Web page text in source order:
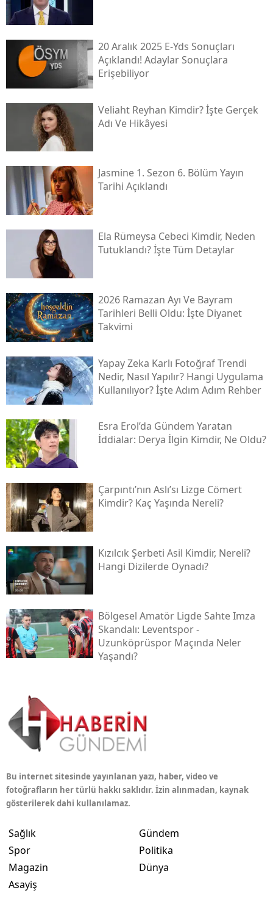
20 Aralık 2025 E-Yds Sonuçları
Açıklandı! Adaylar Sonuçlara
Erişebiliyor
Veliaht Reyhan Kimdir? İşte Gerçek
Adı Ve Hikâyesi
Jasmine 1. Sezon 6. Bölüm Yayın
Tarihi Açıklandı
Ela Rümeysa Cebeci Kimdir, Neden
Tutuklandı? İşte Tüm Detaylar
2026 Ramazan Ayı Ve Bayram
Tarihleri Belli Oldu: İşte Diyanet
Takvimi
Yapay Zeka Karlı Fotoğraf Trendi
Nedir, Nasıl Yapılır? Hangi Uygulama
Kullanılıyor? İşte Adım Adım Rehber
Esra Erol’da Gündem Yaratan
İddialar: Derya İlgin Kimdir, Ne Oldu?
Çarpıntı’nın Aslı’sı Lizge Cömert
Kimdir? Kaç Yaşında Nereli?
Kızılcık Şerbeti Asil Kimdir, Nereli?
Hangi Dizilerde Oynadı?
Bölgesel Amatör Ligde Sahte Imza
Skandalı: Leventspor -
Uzunköprüspor Maçında Neler
Yaşandı?
Bu internet sitesinde yayınlanan yazı, haber, video ve
fotoğrafların her türlü hakkı saklıdır. İzin alınmadan, kaynak
gösterilerek dahi kullanılamaz.
Sağlık
Spor
Magazin
Asayiş
Gündem
Politika
Dünya